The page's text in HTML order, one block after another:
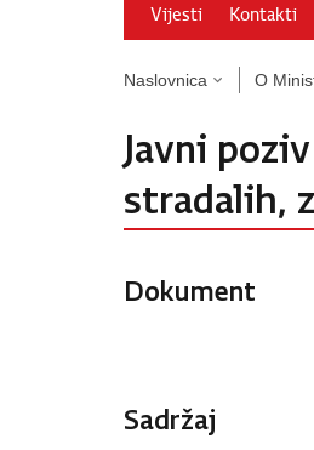
Vijesti Kontakti
Naslovnica O
Javni
stradalih,
Dokument
Sadržaj